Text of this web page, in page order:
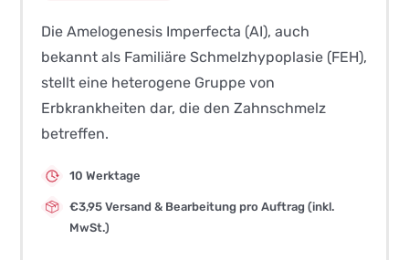
Die Amelogenesis Imperfecta (AI), auch
bekannt als Familiäre Schmelzhypoplasie (FEH),
stellt eine heterogene Gruppe von
Erbkrankheiten dar, die den Zahnschmelz
betreffen.
10 Werktage
€3,95 Versand & Bearbeitung pro Auftrag (inkl.
MwSt.)